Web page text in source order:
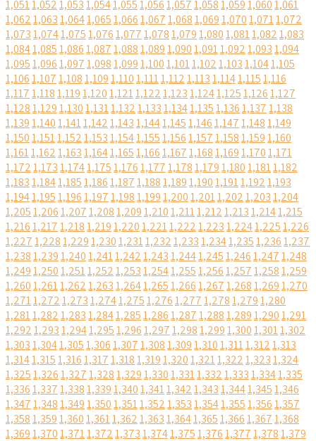
1,0511,0521,0531,0541,0551,0561,0571,0581,0591,0601,061
1,0621,0631,0641,0651,0661,0671,0681,0691,0701,0711,072
1,0731,0741,0751,0761,0771,0781,0791,0801,0811,0821,083
1,0841,0851,0861,0871,0881,0891,0901,0911,0921,0931,094
1,0951,0961,0971,0981,0991,1001,1011,1021,1031,1041,105
1,1061,1071,1081,1091,1101,1111,1121,1131,1141,1151,116
1,1171,1181,1191,1201,1211,1221,1231,1241,1251,1261,127
1,1281,1291,1301,1311,1321,1331,1341,1351,1361,1371,138
1,1391,1401,1411,1421,1431,1441,1451,1461,1471,1481,149
1,1501,1511,1521,1531,1541,1551,1561,1571,1581,1591,160
1,1611,1621,1631,1641,1651,1661,1671,1681,1691,1701,171
1,1721,1731,1741,1751,1761,1771,1781,1791,1801,1811,182
1,1831,1841,1851,1861,1871,1881,1891,1901,1911,1921,193
1,1941,1951,1961,1971,1981,1991,2001,2011,2021,2031,204
1,2051,2061,2071,2081,2091,2101,2111,2121,2131,2141,215
1,2161,2171,2181,2191,2201,2211,2221,2231,2241,2251,226
1,2271,2281,2291,2301,2311,2321,2331,2341,2351,2361,237
1,2381,2391,2401,2411,2421,2431,2441,2451,2461,2471,248
1,2491,2501,2511,2521,2531,2541,2551,2561,2571,2581,259
1,2601,2611,2621,2631,2641,2651,2661,2671,2681,2691,270
1,2711,2721,2731,2741,2751,2761,2771,2781,2791,280
1,2811,2821,2831,2841,2851,2861,2871,2881,2891,2901,291
1,2921,2931,2941,2951,2961,2971,2981,2991,3001,3011,302
1,3031,3041,3051,3061,3071,3081,3091,3101,3111,3121,313
1,3141,3151,3161,3171,3181,3191,3201,3211,3221,3231,324
1,3251,3261,3271,3281,3291,3301,3311,3321,3331,3341,335
1,3361,3371,3381,3391,3401,3411,3421,3431,3441,3451,346
1,3471,3481,3491,3501,3511,3521,3531,3541,3551,3561,357
1,3581,3591,3601,3611,3621,3631,3641,3651,3661,3671,368
1,3691,3701,3711,3721,3731,3741,3751,3761,3771,3781,379